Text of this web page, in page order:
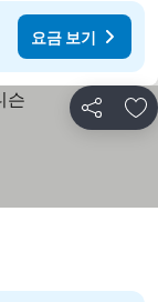
요금 보기
공유 즐